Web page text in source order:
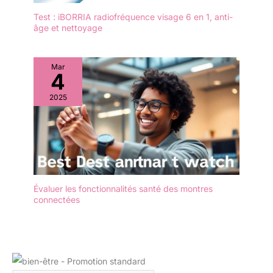
torche dans le noir, contrôlez la
? Activez le rappel de
sédentarité ou une session de
respiration guidée anti-stress.
Avec réveil, chronomètre,
minuterie, podometre,
calculatrice, télécommande
photo et météo, cette montre
militaire homme est le
compagnon idéal au quotidien.
Test : iBORRIA radiofréquence visage 6 en 1, anti-
âge et nettoyage
Mar
4
2025
Évaluer les fonctionnalités santé des montres
connectées